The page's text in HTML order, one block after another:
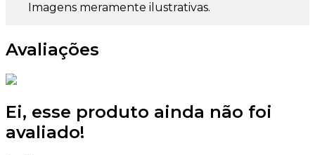
Imagens meramente ilustrativas.
Avaliações
Ei, esse produto ainda não foi
avaliado!